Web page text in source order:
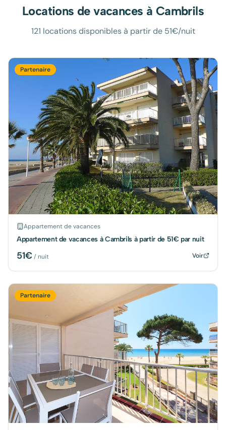
Locations de vacances à Cambrils
121 locations disponibles à partir de 51€/nuit
Partenaire
Appartement de vacances
Appartement de vacances à Cambrils à partir de 51€ par nuit
51€/ nuit Voir
Partenaire